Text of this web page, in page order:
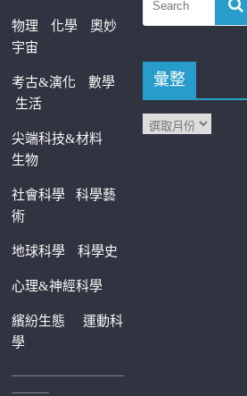
物理 化學
奧妙
宇宙
考古&演化
數學
生活
尖端科技&材料
生物
社會科學科學藝
術
地球科學 科學史
心理&神經科學
繽紛生態運動科
學
—————————
———
彙整